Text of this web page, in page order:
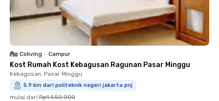
Coliving • Campur
Kost Rumah Kost Kebagusan Ragunan Pasar Minggu
Kebagusan, Pasar Minggu
5.9 km dari politeknik negeri jakarta pnj
mulai dari Rp1.550.000